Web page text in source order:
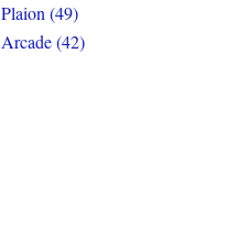
Plaion (49)
Arcade (42)